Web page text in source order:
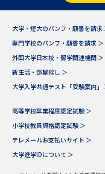
Ｑ＆Ａ よくあるご質問
資料の料金の
お支払いについて
テレメール
お支払いサイト
特定商取引表記
大学・短大のパンフ・願書を請求
専門学校のパンフ・願書を請求 ＞
外国大学日本校・留学関連機関 ＞
新生活・部屋探し ＞
大学入学共通テスト「受験案内」
高等学校卒業程度認定試験 ＞
小学校教員資格認定試験 ＞
テレメールお支払いサイト ＞
大学進学IDについて ＞